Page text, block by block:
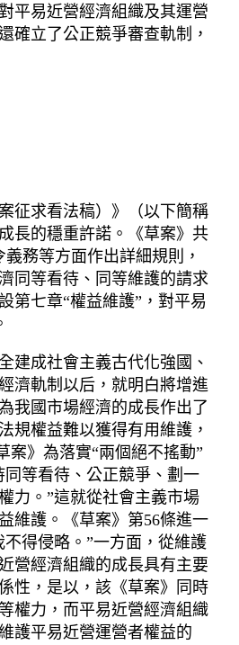
平易近營經濟組織及其運營
確立了公正競爭審查軌制，
征求看法稿）》（以下簡稱
長的穩重許諾。《草案》共
務等方面作出詳細規則，
同等看待、同等維護的請求
第七章“權益維護”，對平易
建成社會主義古代化強國、
濟軌制以后，就明白將增進
我國市場經濟的成長作出了
規權益難以獲得有用維護，
案》為落實“兩個絕不搖動”
等看待、公正競爭、劃一
力。”這就從社會主義市場
維護。《草案》第56條進一
得侵略。”一方面，從維護
營經濟組織的成長具有主要
性，是以，該《草案》同時
權力，而平易近營經濟組織
護平易近營運營者權益的